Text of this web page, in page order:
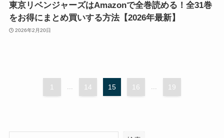
東京リベンジャーズはAmazonで全巻読める！全31巻
をお得にまとめ買いする方法【2026年最新】
2026年2月20日
1 ... 14 15 16 ... 19